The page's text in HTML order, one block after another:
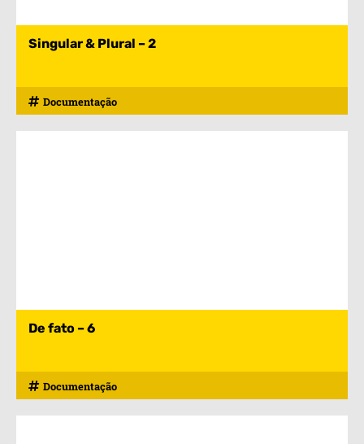
Singular & Plural – 2
Documentação
De fato – 6
Documentação